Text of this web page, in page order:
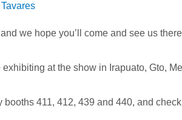
we hope you’ll come and see us
at the show in Irapuato, Gto,
booths 411, 412, 439 and 440, and